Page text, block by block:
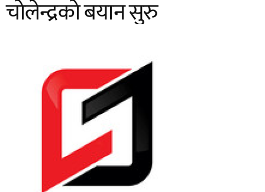
चोलेन्द्रको बयान सुरु